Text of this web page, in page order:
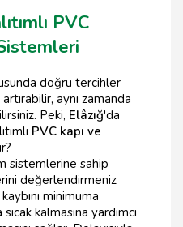
PVC
doğru tercihler
aynı zamanda
Peki, Elâzığ'da
PVC kapı ve
sistemlerine sahip
değerlendirmeniz
minimuma
kalmasına yardımcı